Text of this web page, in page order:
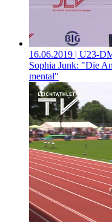
16.06.2019 | U23-
Sophia Junk: "Die
mental"